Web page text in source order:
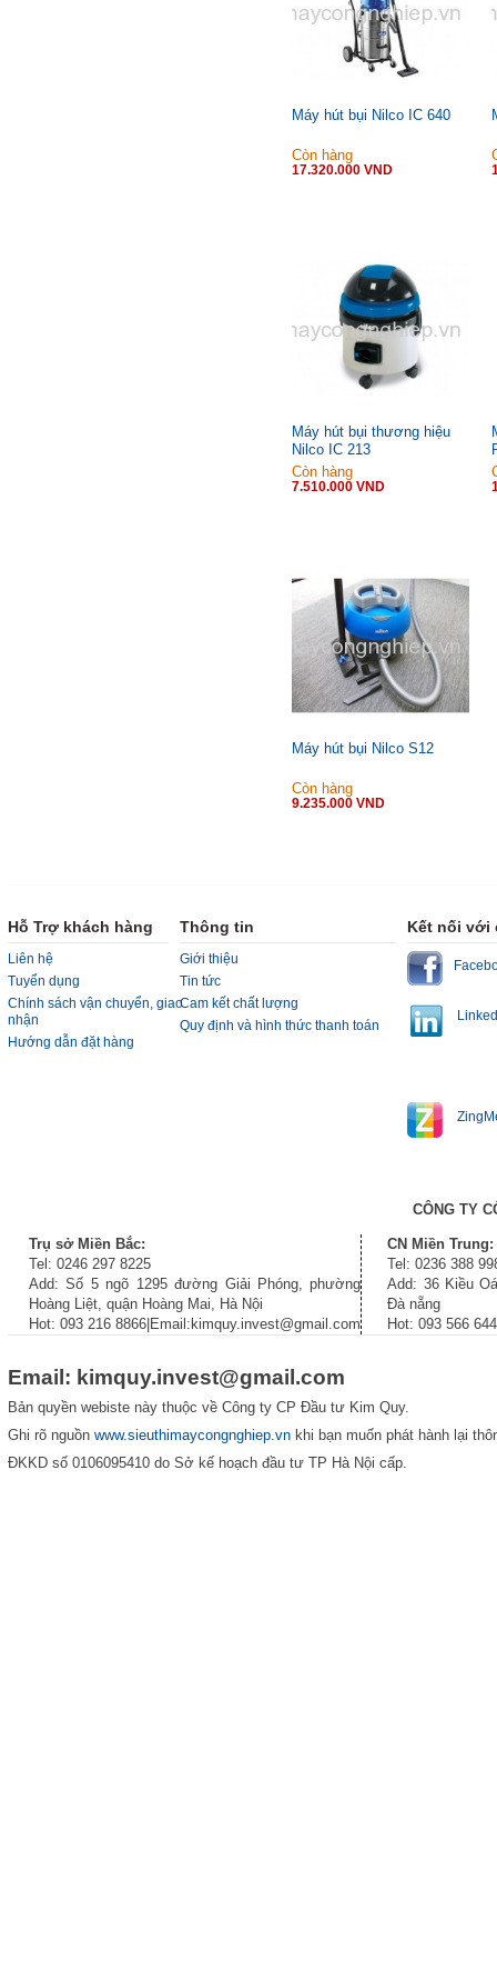
Máy hút bụi Nilco IC 640
Còn hàng
17.320.000 VND
Máy hút bụi thương hiệu
Nilco IC 213
Còn hàng
7.510.000 VND
Máy hút bụi Nilco S12
Còn hàng
9.235.000 VND
Hỗ Trợ khách hàng
Liên hệ
Tuyển dụng
Chính sách vận chuyển, giao
nhận
Hướng dẫn đặt hàng
Thông tin
Giới thiệu
Tin tức
Cam kết chất lượng
Quy định và hình thức thanh toán
Kết nối với
CÔNG TY
Trụ sở Miền Bắc:
Tel: 0246 297 8225
Add: Số 5 ngõ 1295 đường Giải Phóng, phường
Hoàng Liệt, quận Hoàng Mai, Hà Nội
Hot: 093 216 8866|Email:kimquy.invest@gmail.com
CN Miền Trung:
Tel: 0236 388
Add: 36 Kiều
Đà nẵng
Hot: 093 566
Email: kimquy.invest@gmail.com
Bản quyền webiste này thuộc về Công ty CP Đầu tư Kim Quy.
Ghi rõ nguồn www.sieuthimaycongnghiep.vn khi bạn muốn phát hành lại
ĐKKD số 0106095410 do Sở kế hoạch đầu tư TP Hà Nội cấp.